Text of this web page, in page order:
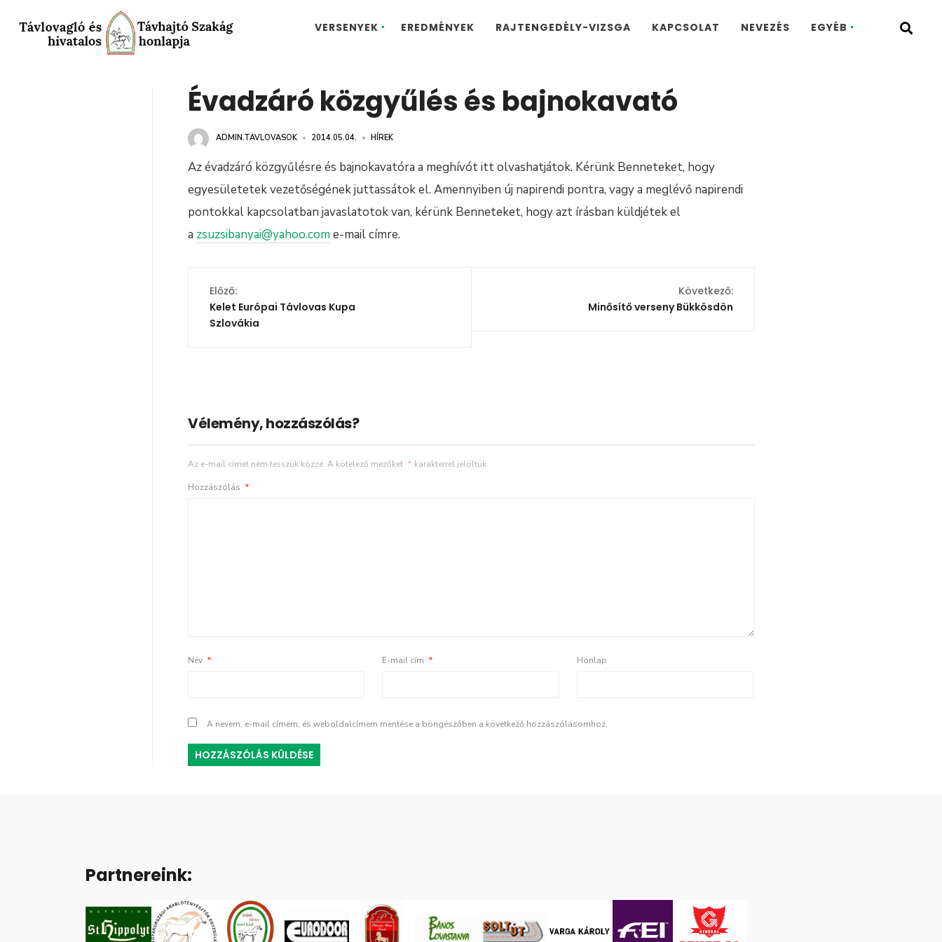
VERSENYEK EREDMÉNYEK RAJTENGEDÉLY-VIZSGA KAPCSOLAT NEVEZÉS EGYÉB
Évadzáró közgyűlés és bajnokavató
ADMIN.TAVLOVASOK • 2014.05.04. • HÍREK
Az évadzáró közgyűlésre és bajnokavatóra a meghívót itt olvashatjátok. Kérünk Benneteket, hogy
egyesületetek vezetőségének juttassátok el. Amennyiben új napirendi pontra, vagy a meglévő napirendi
pontokkal kapcsolatban javaslatotok van, kérünk Benneteket, hogy azt írásban küldjétek el
a zsuzsibanyai@yahoo.come-mail címre.
Előző:
Kelet Európai Távlovas Kupa
Szlovákia
Következő:
Minősítő verseny Bükkösdön
Vélemény, hozzászólás?
Az e-mail címet nem tesszük közzé. A kötelező mezőket * karakterrel jelöltük
Hozzászólás *
Név * E-mail cím * Honlap
A nevem, e-mail címem, és weboldalcímem mentése a böngészőben a következő hozzászólásomhoz.
Partnereink: